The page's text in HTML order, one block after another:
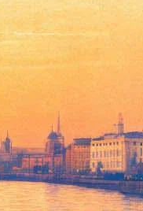
изменился образ
или белорусом. В